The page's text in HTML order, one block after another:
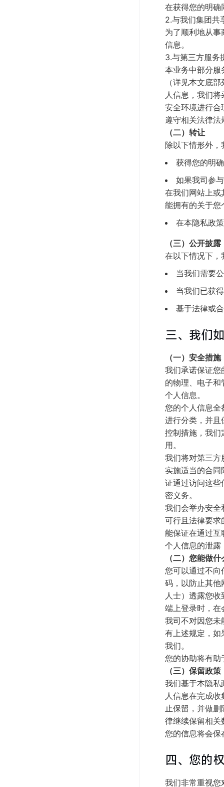
在获得您的明确
2.与我们集团共
为了顺利地从
信息。
3.与第三方服务
本业务中部分服
（详见本文底
人信息，我们
安全环境进行合
遵守相关法律法
（二）转让
除以下情形外
获得您的明
如果我司参
在我们网站上或
能拥有的关于您
在本隐私政
（三）公开披露
在以下情况下，
当我们需要
当我们已获
基于法律或
三、我们
（一）安全措施
我们承诺保证您
的物理、电子
个人信息。
您的个人信息全
进行分类，并且
控制措施，我们
用。
我们将对第三方
实施适当的合
证通过访问这些
密义务。
我们会举办安全
可行且法律要求
能保证在通过互
个人信息的泄露
（二）您能做什
您可以通过不向
码，以防止其他
人士）透露您
端上登录时，在
我司不对因您未
有上述规定，如
我们。
您的协助将有助
（三）保留政策
我们基于本隐私
人信息在完成
止保留，并做删
律继续保留相关
您的信息将会保
四、您的
我们非常重视您